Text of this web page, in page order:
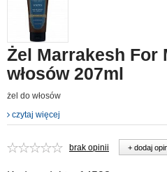
Żel Marrakesh For
włosów 207ml
żel do włosów
czytaj więcej
brak opinii + dodaj